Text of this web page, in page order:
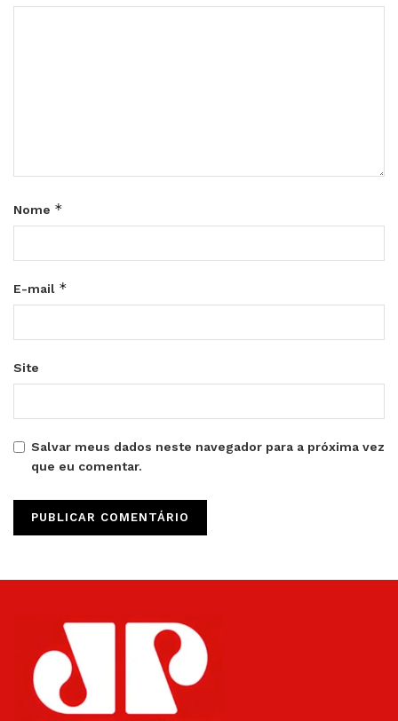
Nome *
E-mail *
Site
Salvar meus dados neste navegador para a próxima vez
que eu comentar.